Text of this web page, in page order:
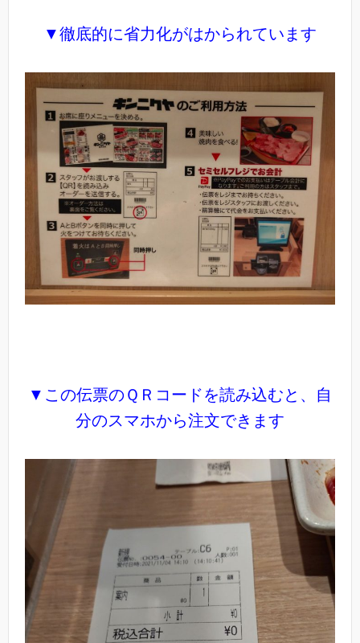
▼徹底的に省力化がはかられています
▼この伝票のＱＲコードを読み込むと、自
分のスマホから注文できます